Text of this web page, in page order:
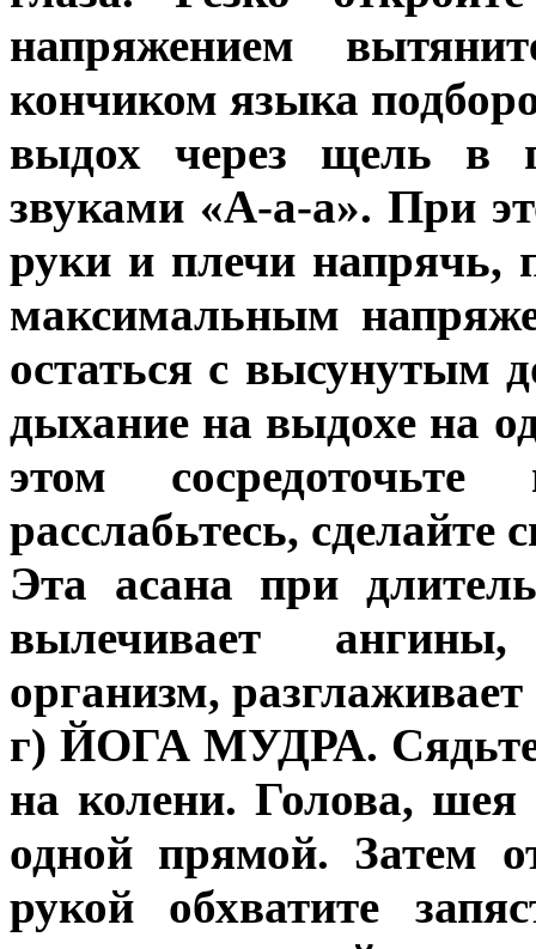
напряжением
кончиком языка
выдох через щель в
звуками «А-а-а». При
руки и плечи напрячь,
максимальным
остаться с высунутым
дыхание на выдохе на
этом
расслабьтесь, сделайте
Эта асана при
вылечивает
организм,
г) ЙОГА МУДРА. Сядьте
на колени. Голова,
одной прямой. Затем
рукой обхватите